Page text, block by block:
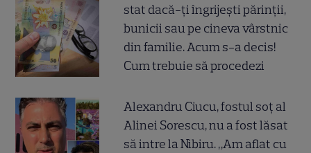
stat dacă-ți îngrijești părinții,
bunicii sau pe cineva vârstnic
din familie. Acum s-a decis!
Cum trebuie să procedezi
Alexandru Ciucu, fostul soț al
Alinei Sorescu, nu a fost lăsat
să intre la Nibiru. „Am aflat cu